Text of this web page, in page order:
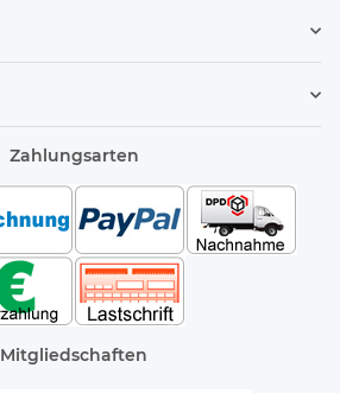
Zahlungsarten
Mitgliedschaften